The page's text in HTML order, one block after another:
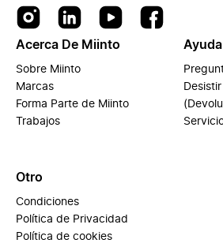
Acerca De Miinto
Sobre Miinto
Marcas
Forma Parte de Miinto
Trabajos
Ayuda
Otro
Condiciones
Política de Privacidad
Política de cookies